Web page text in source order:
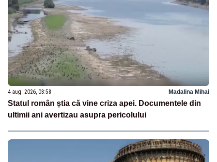
4 aug. 2026, 08:58 Madalina Mihai
Statul român știa că vine criza apei. Documentele din
ultimii ani avertizau asupra pericolului